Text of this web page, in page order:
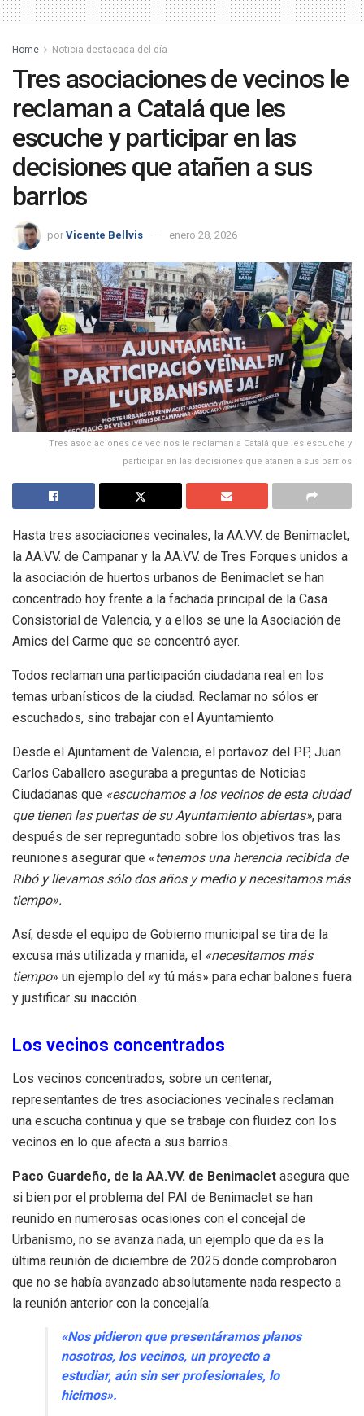
Home Noticia destacada del día
Tres asociaciones de vecinos le
reclaman a Catalá que les
escuche y participar en las
decisiones que atañen a sus
barrios
por Vicente Bellvis enero 28, 2026
Tres asociaciones de vecinos le reclaman a Catalá que les escuche y
participar en las decisiones que atañen a sus barrios
Hasta tres asociaciones vecinales, la AA.VV. de Benimaclet,
la AA.VV. de Campanar y la AA.VV. de Tres Forques unidos a
la asociación de huertos urbanos de Benimaclet se han
concentrado hoy frente a la fachada principal de la Casa
Consistorial de Valencia, y a ellos se une la Asociación de
Amics del Carme que se concentró ayer.
Todos reclaman una participación ciudadana real en los
temas urbanísticos de la ciudad. Reclamar no sólos er
escuchados, sino trabajar con el Ayuntamiento.
Desde el Ajuntament de Valencia, el portavoz del PP, Juan
Carlos Caballero aseguraba a preguntas de Noticias
Ciudadanas que «escuchamos a los vecinos de esta ciudad
que tienen las puertas de su Ayuntamiento abiertas», para
después de ser repreguntado sobre los objetivos tras las
reuniones asegurar que «tenemos una herencia recibida de
Ribó y llevamos sólo dos años y medio y necesitamos más
tiempo».
Así, desde el equipo de Gobierno municipal se tira de la
excusa más utilizada y manida, el «necesitamos más
tiempo» un ejemplo del «y tú más» para echar balones fuera
y justificar su inacción.
Los vecinos concentrados
Los vecinos concentrados, sobre un centenar,
representantes de tres asociaciones vecinales reclaman
una escucha continua y que se trabaje con fluidez con los
vecinos en lo que afecta a sus barrios.
Paco Guardeño, de la AA.VV. de Benimaclet asegura que
si bien por el problema del PAI de Benimaclet se han
reunido en numerosas ocasiones con el concejal de
Urbanismo, no se avanza nada, un ejemplo que da es la
última reunión de diciembre de 2025 donde comprobaron
que no se había avanzado absolutamente nada respecto a
la reunión anterior con la concejalía.
«Nos pidieron que presentáramos planos
nosotros, los vecinos, un proyecto a
estudiar, aún sin ser profesionales, lo
hicimos».